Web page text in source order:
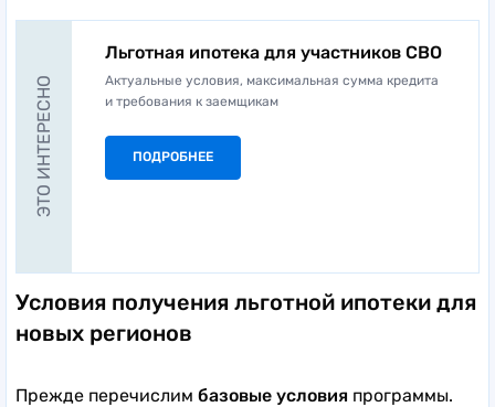
ЭТО ИНТЕРЕСНО
Льготная ипотека для участников СВО
Актуальные условия, максимальная сумма кредита
и требования к заемщикам
ПОДРОБНЕЕ
Условия получения льготной ипотеки для
новых регионов
Прежде перечислим базовые условия программы.